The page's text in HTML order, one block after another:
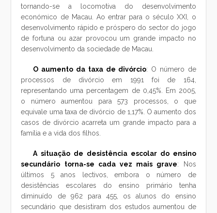
tornando-se a locomotiva do desenvolvimento
económico de Macau. Ao entrar para o século XXI, o
desenvolvimento rápido e próspero do sector do jogo
de fortuna ou azar provocou um grande impacto no
desenvolvimento da sociedade de Macau.
O aumento da taxa de divórcio: O número de
processos de divórcio em 1991 foi de 164,
representando uma percentagem de 0,45%. Em 2005,
o número aumentou para 573 processos, o que
equivale uma taxa de divórcio de 1,17%. O aumento dos
casos de divórcio acarreta um grande impacto para a
família e a vida dos filhos.
A situação de desistência escolar do ensino
secundário torna-se cada vez mais grave: Nos
últimos 5 anos lectivos, embora o número de
desistências escolares do ensino primário tenha
diminuído de 962 para 455, os alunos do ensino
secundário que desistiram dos estudos aumentou de